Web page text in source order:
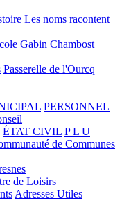
Les noms racontent
Gabin Chambost
Passerelle de l'Ourcq
PERSONNEL
ÉTAT CIVIL P L U
de Communes
de Loisirs
Adresses Utiles